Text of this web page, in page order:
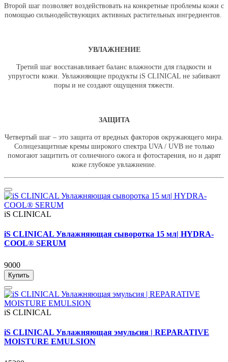
Второй шаг позволяет воздействовать на конкретные проблемы кожи с
помощью сильнодействующих активных растительных ингредиентов.
УВЛАЖНЕНИЕ
Третий шаг восстанавливает баланс влажности для гладкости и
упругости кожи. Увлажняющие продукты iS CLINICAL не забивают
поры и не создают ощущения тяжести.
ЗАЩИТА
Четвертый шаг – это защита от вредных факторов окружающего мира.
Солнцезащитные кремы широкого спектра UVA / UVB не только
помогают защитить от солнечного ожога и фотостарения, но и дарят
коже глубокое увлажнение.
iS CLINICAL
iS CLINICAL Увлажняющая сыворотка 15 мл| HYDRA-
COOL® SERUM
9000
Купить
iS CLINICAL
iS CLINICAL Увлажняющая эмульсия | REPARATIVE
MOISTURE EMULSION